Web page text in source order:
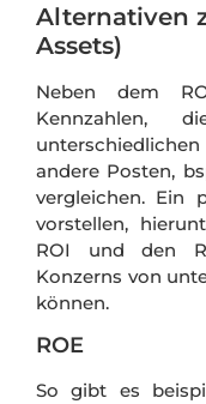
Alternativen
Assets)
Neben dem
Kennzahlen,
andere Posten,
vergleichen. Ein
vorstellen,
ROI und den
Konzerns von
können.
ROE
So gibt es